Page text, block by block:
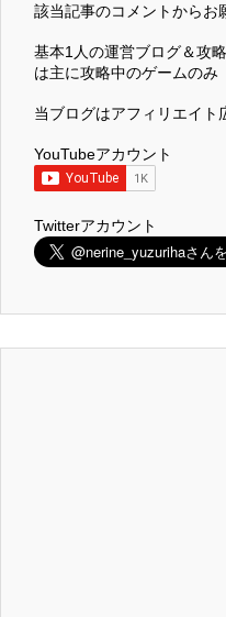
該当記事のコメントからお
基本1人の運営ブログ＆攻
は主に攻略中のゲームのみ
当ブログはアフィリエイト
YouTubeアカウント
Twitterアカウント